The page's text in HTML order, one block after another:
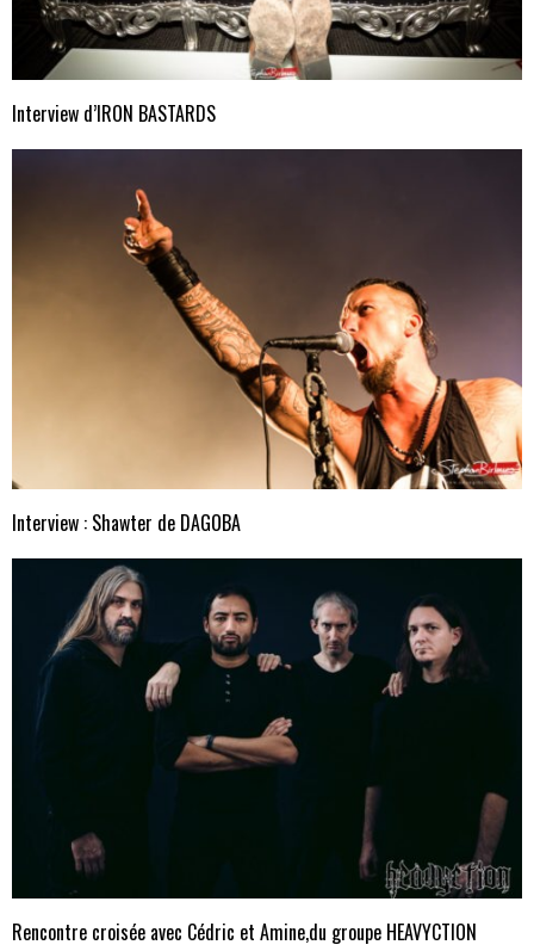
Interview d’IRON BASTARDS
Interview : Shawter de DAGOBA
Rencontre croisée avec Cédric et Amine,du groupe HEAVYCTION